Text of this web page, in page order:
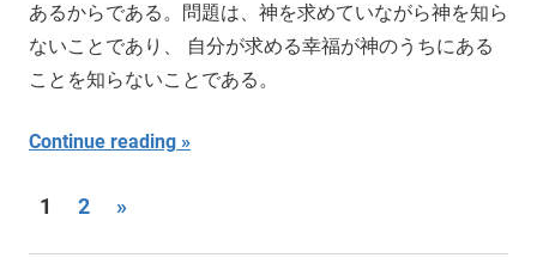
あるからである。問題は、神を求めていながら神を知ら
ないことであり、 自分が求める幸福が神のうちにある
ことを知らないことである。
Continue reading
Posts
pagination
1 2
Next
»